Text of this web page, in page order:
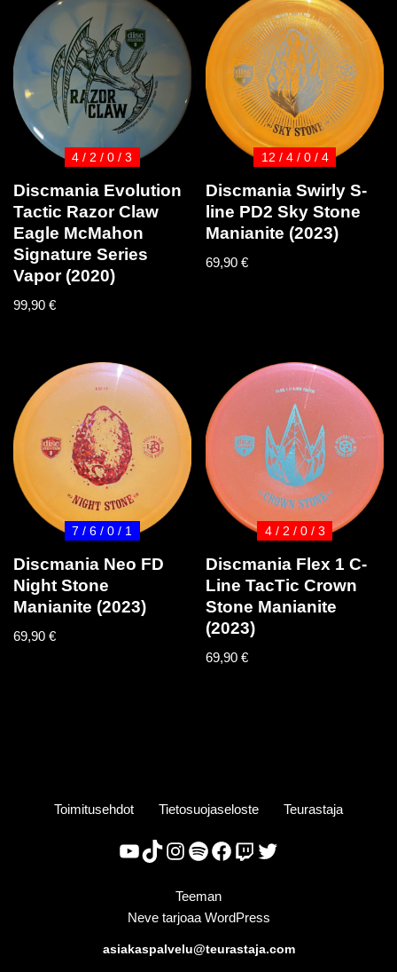
4 / 2 / 0 / 3
Discmania Evolution
Tactic Razor Claw
Eagle McMahon
Signature Series
Vapor (2020)
99,90 €
12 / 4 / 0 / 4
Discmania Swirly S-
line PD2 Sky Stone
Manianite (2023)
69,90€
7 / 6 / 0 / 1
Discmania Neo FD
Night Stone
Manianite (2023)
69,90 €
4 / 2 / 0 / 3
Discmania Flex 1 C-
Line TacTic Crown
Stone Manianite
(2023)
69,90€
Toimitusehdot Tietosuojaseloste Teurastaja
Teeman
Nevetarjoaa WordPress
asiakaspalvelu@teurastaja.com